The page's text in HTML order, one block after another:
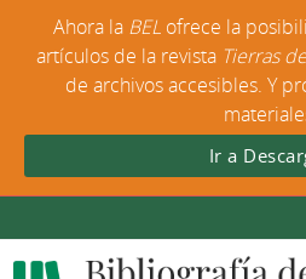
Ahora la BEL ofrece la
artículos de la revista Tierras
de archivos accesibles. Y
Ir a